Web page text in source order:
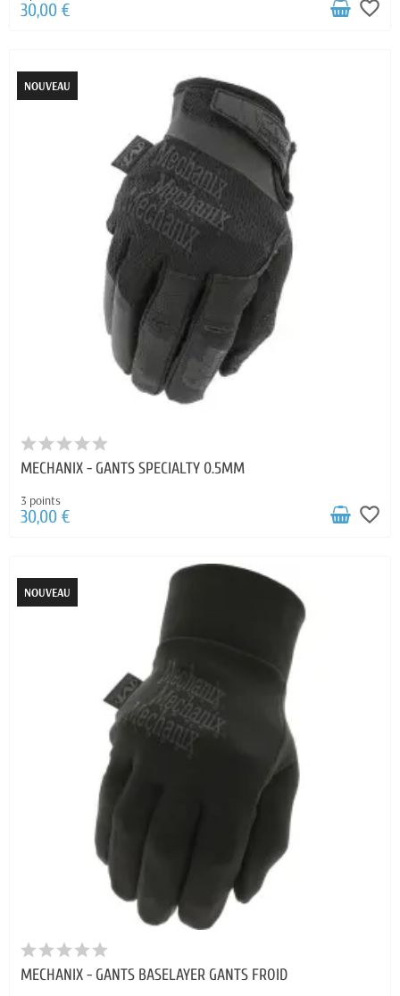
30,00 € favorite_border
NOUVEAU
MECHANIX - GANTS SPECIALTY 0.5MM
3 points
30,00 € favorite_border
NOUVEAU
MECHANIX - GANTS BASELAYER GANTS FROID